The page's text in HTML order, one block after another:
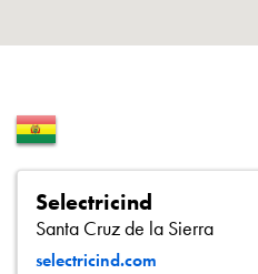
Selectricind
Santa Cruz de la Sierra
selectricind.com